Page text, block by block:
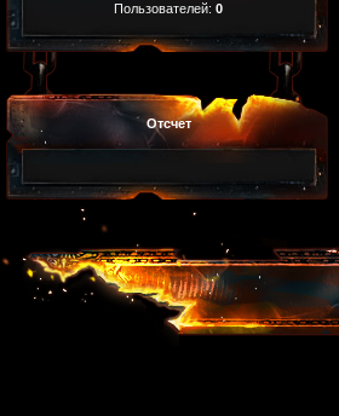
Пользователей: 0
Отсчет